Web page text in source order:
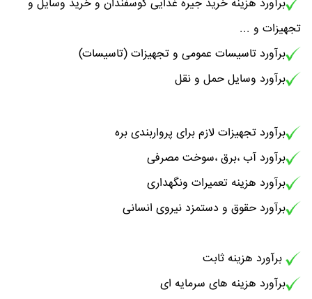
برآورد هزینه خرید جیره غذایی گوسفندان و خرید وسایل و
تجهیزات و ...
برآورد تاسیسات عمومی و تجهیزات (تاسیسات)
برآورد وسایل حمل و نقل
برآورد تجهیزات لازم برای پرواربندی بره
برآورد آب ،برق ،سوخت مصرفی
برآورد هزینه تعمیرات ونگهداری
برآورد حقوق و دستمزد نیروی انسانی
برآورد هزینه ثابت
برآورد هزینه های سرمایه ای